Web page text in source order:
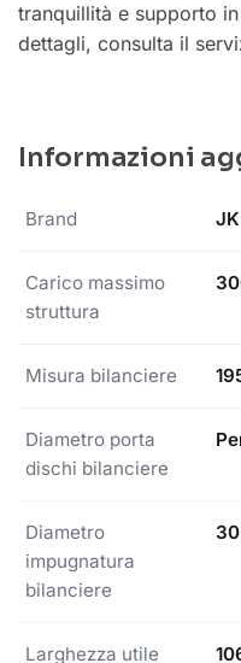
tranquillità e supporto
dettagli, consulta il
Informazioni
Brand
Carico massimo
struttura
Misura bilanciere
Diametro porta
dischi bilanciere
Diametro
impugnatura
bilanciere
Larghezza utile